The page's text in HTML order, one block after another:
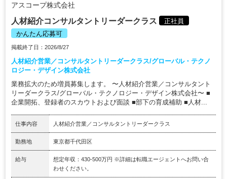
アスコープ株式会社
人材紹介コンサルタントリーダークラス
正社員
かんたん応募可
掲載終了日：2026/8/27
人材紹介営業／コンサルタントリーダークラス/グローバル・テクノ
ロジー・デザイン株式会社
業務拡大のため増員募集します。 〜人材紹介営業／コンサルタント
リーダークラス/グローバル・テクノロジー・デザイン株式会社〜 ■
企業開拓、登録者のスカウトおよび面談 ■部下の育成補助 ■人材...
仕事内容 人材紹介営業／コンサルタントリーダークラス
勤務地 東京都千代田区
給与
想定年収：430-500万円 ※詳細は転職エージェントへお問い合
わせください。